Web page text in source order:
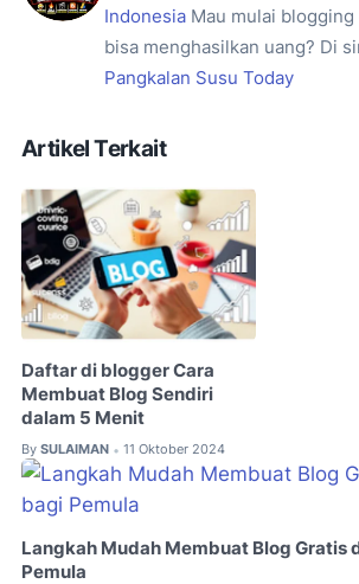
Indonesia Mau mulai
bisa menghasilkan uang? Di
Pangkalan Susu Today
Artikel Terkait
Daftar di blogger Cara
Membuat Blog Sendiri
dalam 5 Menit
By SULAIMAN • 11 Oktober 2024
Langkah Mudah Membuat Blog Gratis
Pemula